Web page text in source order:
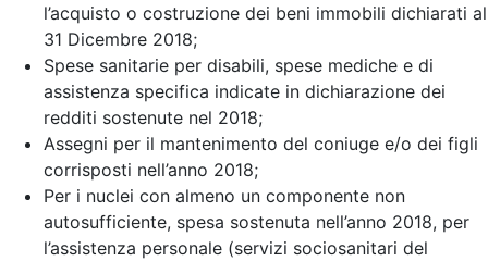
l’acquisto o costruzione dei beni immobili dichiarati al
31 Dicembre 2018;
Spese sanitarie per disabili, spese mediche e di
assistenza specifica indicate in dichiarazione dei
redditi sostenute nel 2018;
Assegni per il mantenimento del coniuge e/o dei figli
corrisposti nell’anno 2018;
Per i nuclei con almeno un componente non
autosufficiente, spesa sostenuta nell’anno 2018, per
l’assistenza personale (servizi sociosanitari del